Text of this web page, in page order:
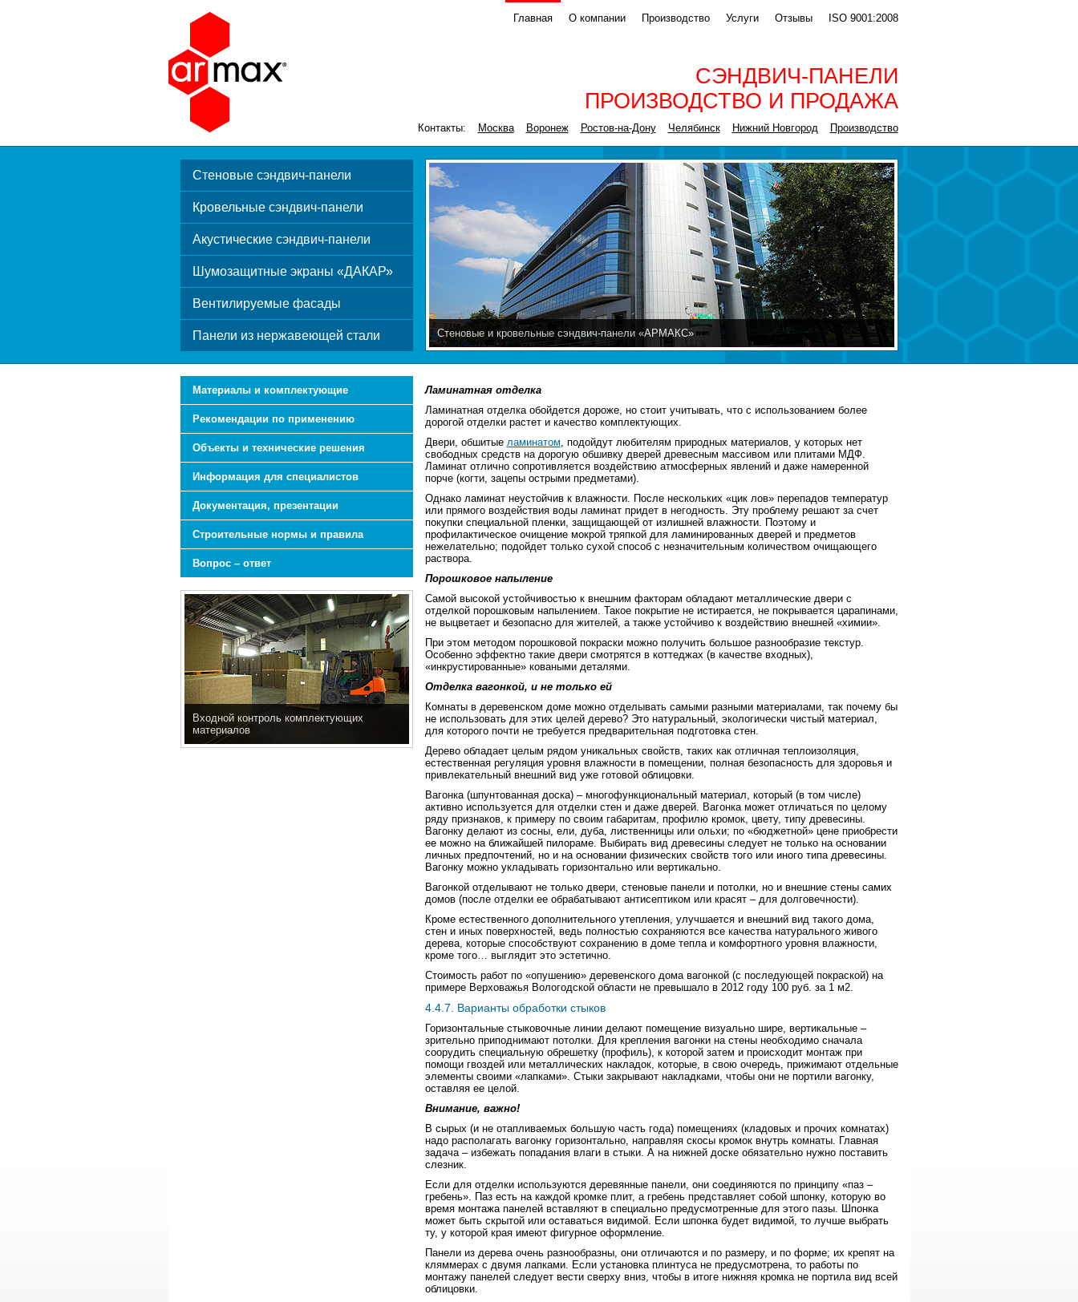
Главная О компании Производство Услуги Отзывы ISO 9001:2008
СЭНДВИЧ-ПАНЕЛИ
ПРОИЗВОДСТВО И ПРОДАЖА
Контакты: Москва Воронеж Ростов-на-Дону Челябинск Нижний Новгород Производство
Стеновые сэндвич-панели
Кровельные сэндвич-панели
Акустические сэндвич-панели
Шумозащитные экраны «ДАКАР»
Вентилируемые фасады
Панели из нержавеющей стали Стеновые и кровельные сэндвич-панели «АРМАКС»
Материалы и комплектующие
Рекомендации по применению
Объекты и технические решения
Информация для специалистов
Документация, презентации
Строительные нормы и правила
Вопрос – ответ
Входной контроль комплектующих
материалов
Ламинатная отделка
Ламинатная отделка обойдется дороже, но стоит учитывать, что с использованием более
дорогой отделки растет и качество комплектующих.
Двери, обшитые ламинатом, подойдут любителям природных материалов, у которых нет
свободных средств на дорогую обшивку дверей древесным массивом или плитами МДФ.
Ламинат отлично сопротивляется воздействию атмосферных явлений и даже намеренной
порче (когти, зацепы острыми предметами).
Однако ламинат неустойчив к влажности. После нескольких «цик лов» перепадов температур
или прямого воздействия воды ламинат придет в негодность. Эту проблему решают за счет
покупки специальной пленки, защищающей от излишней влажности. Поэтому и
профилактическое очищение мокрой тряпкой для ламинированных дверей и предметов
нежелательно; подойдет только сухой способ с незначительным количеством очищающего
раствора.
Порошковое напыление
Самой высокой устойчивостью к внешним факторам обладают металлические двери с
отделкой порошковым напылением. Такое покрытие не истирается, не покрывается царапинами,
не выцветает и безопасно для жителей, а также устойчиво к воздействию внешней «химии».
При этом методом порошковой покраски можно получить большое разнообразие текстур.
Особенно эффектно такие двери смотрятся в коттеджах (в качестве входных),
«инкрустированные» коваными деталями.
Отделка вагонкой, и не только ей
Комнаты в деревенском доме можно отделывать самыми разными материалами, так почему бы
не использовать для этих целей дерево? Это натуральный, экологически чистый материал,
для которого почти не требуется предварительная подготовка стен.
Дерево обладает целым рядом уникальных свойств, таких как отличная теплоизоляция,
естественная регуляция уровня влажности в помещении, полная безопасность для здоровья и
привлекательный внешний вид уже готовой облицовки.
Вагонка (шпунтованная доска) – многофункциональный материал, который (в том числе)
активно используется для отделки стен и даже дверей. Вагонка может отличаться по целому
ряду признаков, к примеру по своим габаритам, профилю кромок, цвету, типу древесины.
Вагонку делают из сосны, ели, дуба, лиственницы или ольхи; по «бюджетной» цене приобрести
ее можно на ближайшей пилораме. Выбирать вид древесины следует не только на основании
личных предпочтений, но и на основании физических свойств того или иного типа древесины.
Вагонку можно укладывать горизонтально или вертикально.
Вагонкой отделывают не только двери, стеновые панели и потолки, но и внешние стены самих
домов (после отделки ее обрабатывают антисептиком или красят – для долговечности).
Кроме естественного дополнительного утепления, улучшается и внешний вид такого дома,
стен и иных поверхностей, ведь полностью сохраняются все качества натурального живого
дерева, которые способствуют сохранению в доме тепла и комфортного уровня влажности,
кроме того… выглядит это эстетично.
Стоимость работ по «опушению» деревенского дома вагонкой (с последующей покраской) на
примере Верховажья Вологодской области не превышало в 2012 году 100 руб. за 1 м2.
4.4.7. Варианты обработки стыков
Горизонтальные стыковочные линии делают помещение визуально шире, вертикальные –
зрительно приподнимают потолки. Для крепления вагонки на стены необходимо сначала
соорудить специальную обрешетку (профиль), к которой затем и происходит монтаж при
помощи гвоздей или металлических накладок, которые, в свою очередь, прижимают отдельные
элементы своими «лапками». Стыки закрывают накладками, чтобы они не портили вагонку,
оставляя ее целой.
Внимание, важно!
В сырых (и не отапливаемых большую часть года) помещениях (кладовых и прочих комнатах)
надо располагать вагонку горизонтально, направляя скосы кромок внутрь комнаты. Главная
задача – избежать попадания влаги в стыки. А на нижней доске обязательно нужно поставить
слезник.
Если для отделки используются деревянные панели, они соединяются по принципу «паз –
гребень». Паз есть на каждой кромке плит, а гребень представляет собой шпонку, которую во
время монтажа панелей вставляют в специально предусмотренные для этого пазы. Шпонка
может быть скрытой или оставаться видимой. Если шпонка будет видимой, то лучше выбрать
ту, у которой края имеют фигурное оформление.
Панели из дерева очень разнообразны, они отличаются и по размеру, и по форме; их крепят на
кляммерах с двумя лапками. Если установка плинтуса не предусмотрена, то работы по
монтажу панелей следует вести сверху вниз, чтобы в итоге нижняя кромка не портила вид всей
облицовки.